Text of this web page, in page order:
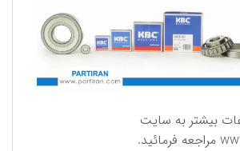
بیشتر به سایت
مراجعه فرمائید.